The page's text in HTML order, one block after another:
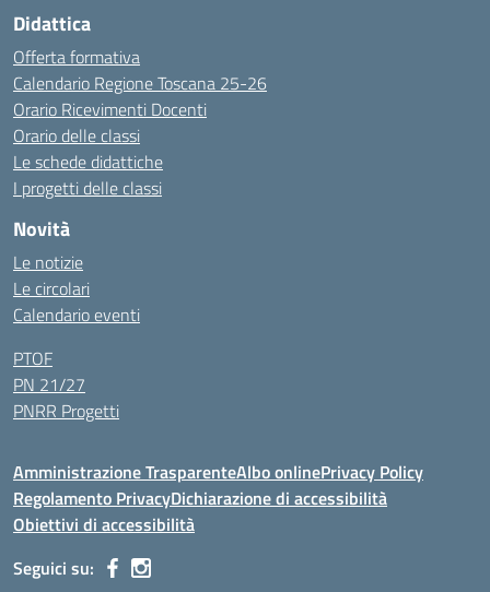
Didattica
Offerta formativa
Calendario Regione Toscana 25-26
Orario Ricevimenti Docenti
Orario delle classi
Le schede didattiche
I progetti delle classi
Novità
Le notizie
Le circolari
Calendario eventi
PTOF
PN 21/27
PNRR Progetti
Amministrazione TrasparenteAlbo onlinePrivacy Policy
Regolamento PrivacyDichiarazione di accessibilità
Obiettivi di accessibilità
Seguici su: